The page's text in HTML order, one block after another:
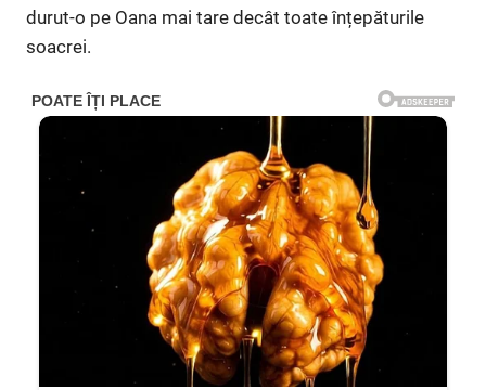
durut-o pe Oana mai tare decât toate înțepăturile
soacrei.